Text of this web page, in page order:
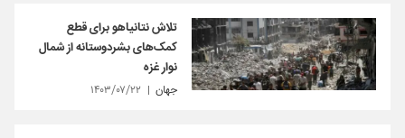
تلاش نتانیاهو برای قطع
کمک‌های بشردوستانه از شمال
نوار غزه
جهان ۱۴۰۳/۰۷/۲۲